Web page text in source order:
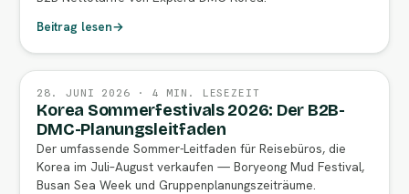
Beitrag lesen→
28. JUNI 2026 · 4 MIN. LESEZEIT
Korea Sommerfestivals 2026: Der B2B-
DMC-Planungsleitfaden
Der umfassende Sommer-Leitfaden für Reisebüros, die
Korea im Juli–August verkaufen — Boryeong Mud Festival,
Busan Sea Week und Gruppenplanungszeiträume.